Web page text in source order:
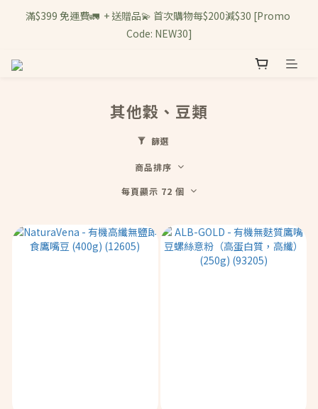
滿$399 免運費🚛  + 送贈品💫 首次購物每$200減$30 [Promo
Code: NEW30]
其他穀、豆類
篩選
商品排序
每頁顯示 72 個